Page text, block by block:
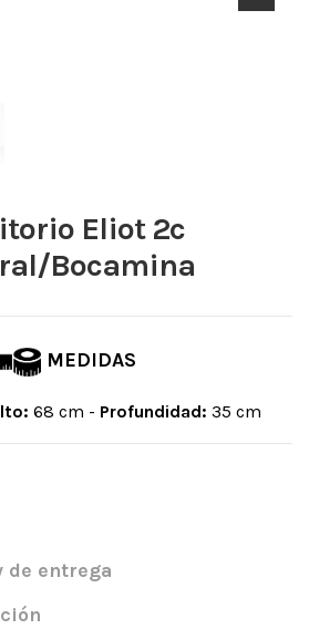
Eliot 2c
Bocamina
MEDIDAS
68 cm - Profundidad: 35 cm
de entrega